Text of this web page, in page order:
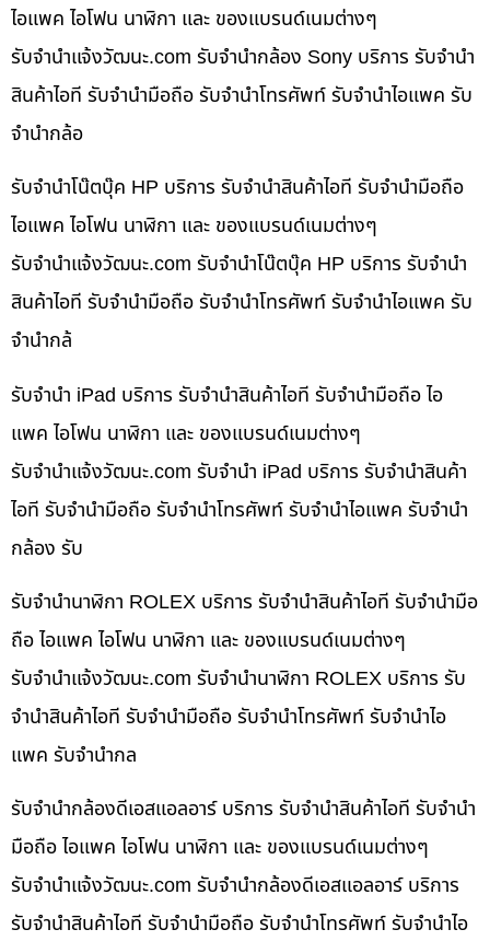
ไอแพค ไอโฟน นาฬิกา และ ของแบรนด์เนมต่างๆ
รับจํานําแจ้งวัฒนะ.com รับจำนำกล้อง Sony บริการ รับจำนำ
สินค้าไอที รับจำนำมือถือ รับจำนำโทรศัพท์ รับจำนำไอแพค รับ
จำนำกล้อ
รับจำนำโน๊ตบุ๊ค HP บริการ รับจำนำสินค้าไอที รับจำนำมือถือ
ไอแพค ไอโฟน นาฬิกา และ ของแบรนด์เนมต่างๆ
รับจํานําแจ้งวัฒนะ.com รับจำนำโน๊ตบุ๊ค HP บริการ รับจำนำ
สินค้าไอที รับจำนำมือถือ รับจำนำโทรศัพท์ รับจำนำไอแพค รับ
จำนำกล้
รับจำนำ iPad บริการ รับจำนำสินค้าไอที รับจำนำมือถือ ไอ
แพค ไอโฟน นาฬิกา และ ของแบรนด์เนมต่างๆ
รับจํานําแจ้งวัฒนะ.com รับจำนำ iPad บริการ รับจำนำสินค้า
ไอที รับจำนำมือถือ รับจำนำโทรศัพท์ รับจำนำไอแพค รับจำนำ
กล้อง รับ
รับจำนำนาฬิกา ROLEX บริการ รับจำนำสินค้าไอที รับจำนำมือ
ถือ ไอแพค ไอโฟน นาฬิกา และ ของแบรนด์เนมต่างๆ
รับจํานําแจ้งวัฒนะ.com รับจำนำนาฬิกา ROLEX บริการ รับ
จำนำสินค้าไอที รับจำนำมือถือ รับจำนำโทรศัพท์ รับจำนำไอ
แพค รับจำนำกล
รับจำนำกล้องดีเอสแอลอาร์ บริการ รับจำนำสินค้าไอที รับจำนำ
มือถือ ไอแพค ไอโฟน นาฬิกา และ ของแบรนด์เนมต่างๆ
รับจํานําแจ้งวัฒนะ.com รับจำนำกล้องดีเอสแอลอาร์ บริการ
รับจำนำสินค้าไอที รับจำนำมือถือ รับจำนำโทรศัพท์ รับจำนำไอ